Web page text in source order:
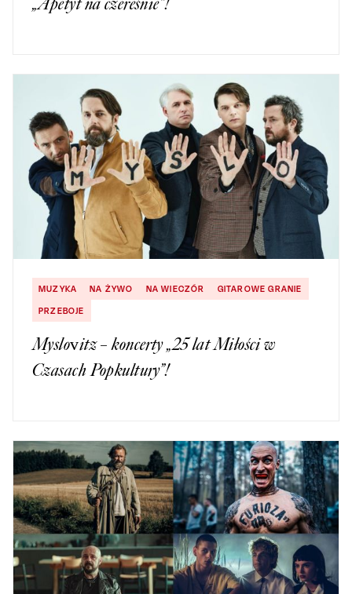
MUZYKA NA ŻYWO NA WIECZÓR
GITAROWE GRANIE
PRZEBOJE
Myslovitz – koncerty „25 lat Miłości w
Czasach Popkultury”!